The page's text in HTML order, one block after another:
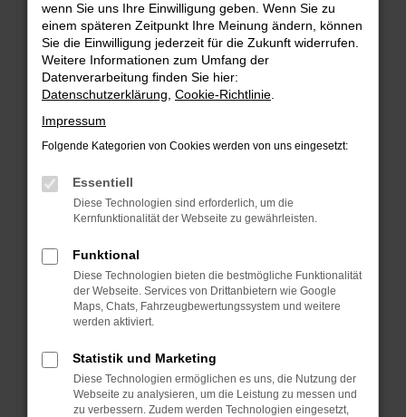
Beim Laden ist ein Fehler aufgetreten.
Hier sind ein paar Tipps, die dir helfen können:
Überprüfe deine Firewall und deine
Internetverbindung.
Laden andere Webseiten, zum Beispiel deine
Suchmaschine?
Prüfe deine Browsererweiterungen.
Manche Erweiterungen, wie Werbeblocker,
können das Laden bestimmter Seiten
verhindern. Funktioniert die Seite in einem
Fenster?
Starte dein Gerät neu.
Das kann manchmal helfen, vorübergehende
Probleme zu beheben.
Betriebssystem auf dem neuesten Stand
sind.
Veraltete Software birgt nicht nur ein
wenn Sie uns Ihre Einwilligung geben. Wenn Sie zu
einem späteren Zeitpunkt Ihre Meinung ändern, können
Sie die Einwilligung jederzeit für die Zukunft widerrufen.
Weitere Informationen zum Umfang der
Datenverarbeitung finden Sie hier:
Datenschutzerklärung Cookie-Richtlinie
Impressum
Folgende Kategorien von Cookies werden von uns eingesetzt:
Essentiell
Diese Technologien sind erforderlich, um die
Kernfunktionalität der Webseite zu gewährleisten.
Funktional
Diese Technologien bieten die bestmögliche Funktionalität
der Webseite. Services von Drittanbietern wie Google
Maps, Chats, Fahrzeugbewertungssystem und weitere
werden aktiviert.
Statistik und Marketing
Diese Technologien ermöglichen es uns, die Nutzung der
Webseite zu analysieren, um die Leistung zu messen und
zu verbessern. Zudem werden Technologien eingesetzt,